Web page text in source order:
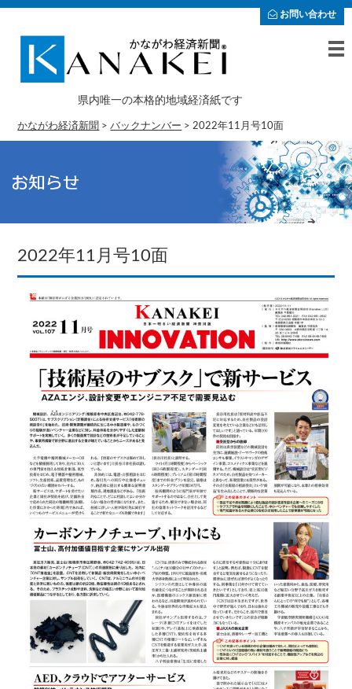
お問い合わせ
県内唯一の本格的地域経済紙です
かながわ経済新聞 >バックナンバー > 2022年11月号10面
2022年11月号10面